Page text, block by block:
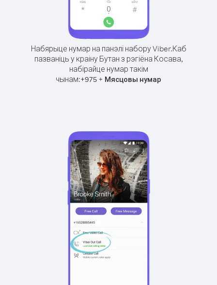
Набярыце нумар на панэлі набору Viber.Каб
пазваніць у краіну Бутан з рэгіёна Косава,
набірайце нумар такім
чынам:+975 + Мясцовы нумар